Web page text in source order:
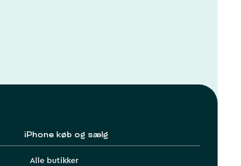
iPhone køb og sælg
Alle butikker